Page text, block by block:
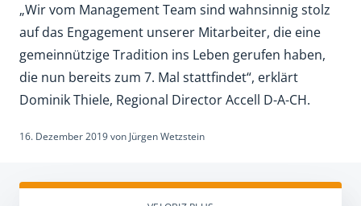
„Wir vom Management Team sind wahnsinnig stolz
auf das Engagement unserer Mitarbeiter, die eine
gemeinnützige Tradition ins Leben gerufen haben,
die nun bereits zum 7. Mal stattfindet“, erklärt
Dominik Thiele, Regional Director Accell D-A-CH.
16. Dezember 2019von Jürgen Wetzstein